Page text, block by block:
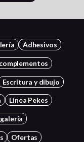
Adhesivos
Escritura y dibujo
Línea Pekes
Ofertas